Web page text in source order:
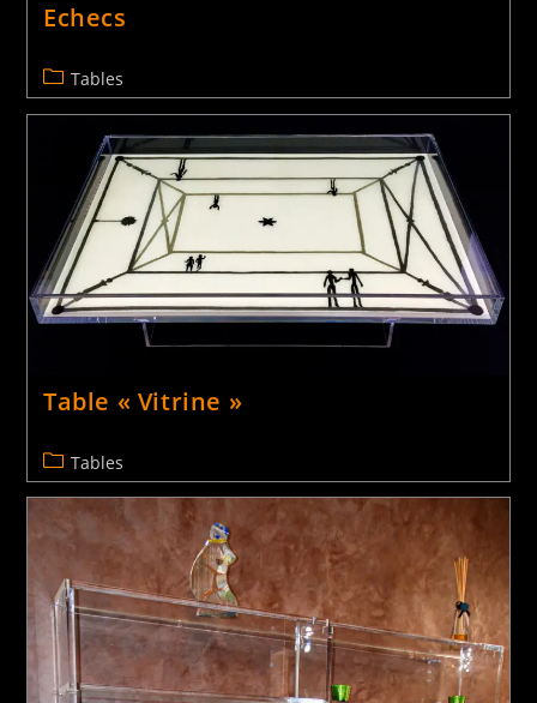
Echecs
Tables
Table « Vitrine »
Tables
Porte-revues
Mobilier